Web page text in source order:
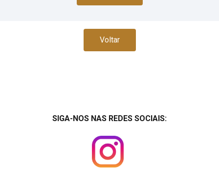
Voltar
SIGA-NOS NAS REDES SOCIAIS: